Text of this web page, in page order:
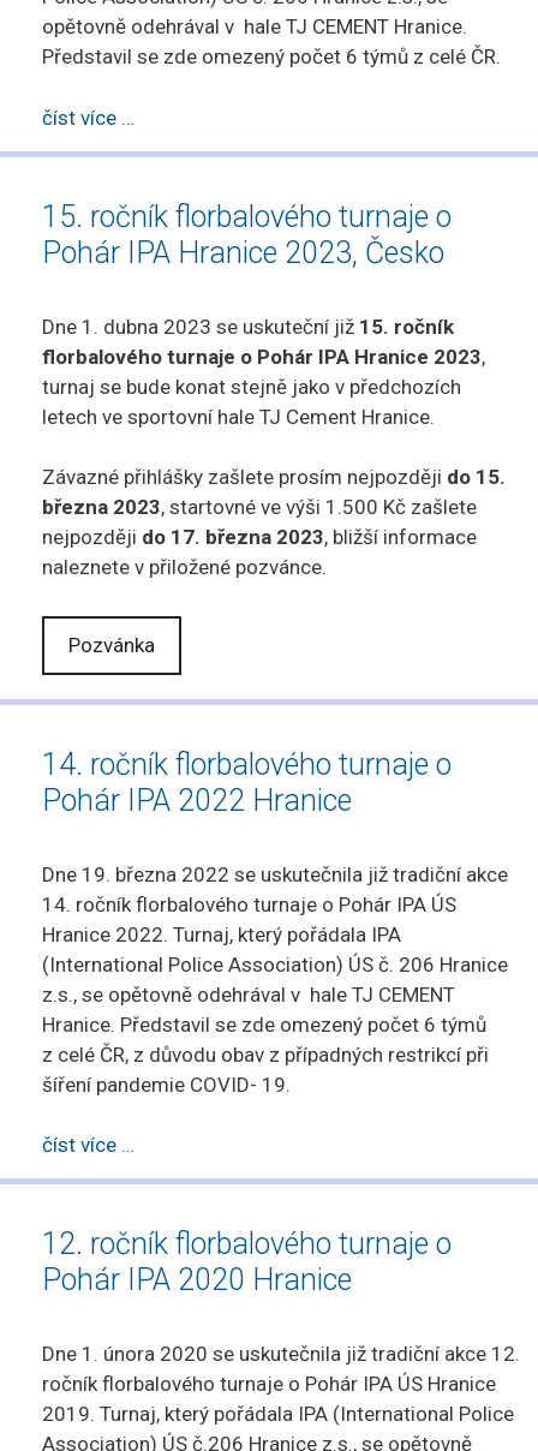
opětovně odehrával v hale TJ CEMENT Hranice.
Představil se zde omezený počet 6 týmů z celé ČR.
číst více …
15. ročník florbalového turnaje o
Pohár IPA Hranice 2023, Česko
Dne 1. dubna 2023 se uskuteční již 15. ročník
florbalového turnaje o Pohár IPA Hranice 2023,
turnaj se bude konat stejně jako v předchozích
letech ve sportovní hale TJ Cement Hranice.
Závazné přihlášky zašlete prosím nejpozději do 15.
března 2023, startovné ve výši 1.500 Kč zašlete
nejpozději do 17. března 2023, bližší informace
naleznete v přiložené pozvánce.
Pozvánka
14. ročník florbalového turnaje o
Pohár IPA 2022 Hranice
Dne 19. března 2022 se uskutečnila již tradiční akce
14. ročník florbalového turnaje o Pohár IPA ÚS
Hranice 2022. Turnaj, který pořádala IPA
(International Police Association) ÚS č. 206 Hranice
z.s., se opětovně odehrával v hale TJ CEMENT
Hranice. Představil se zde omezený počet 6 týmů
z celé ČR, z důvodu obav z případných restrikcí při
šíření pandemie COVID- 19.
číst více …
12. ročník florbalového turnaje o
Pohár IPA 2020 Hranice
Dne 1. února 2020 se uskutečnila již tradiční akce 12.
ročník florbalového turnaje o Pohár IPA ÚS Hranice
2019. Turnaj, který pořádala IPA (International Police
Association) ÚS č.206 Hranice z.s., se opětovně